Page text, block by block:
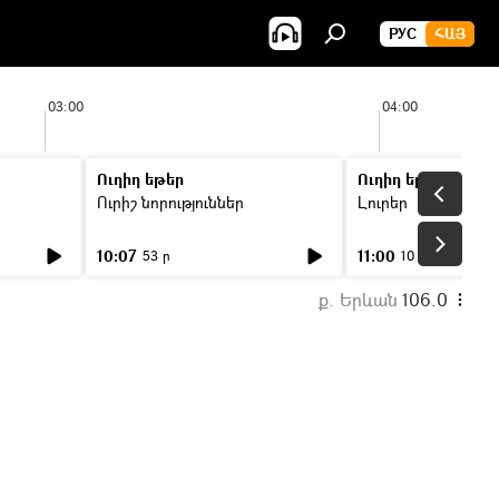
РУС ՀԱՅ
03:00 04:00
Ուղիղ եթեր
Ուրիշ նորություններ
10:07 53 ր
Ուղիղ եթեր
Լուրեր
11:00 10 ր
ք. Երևան 106.0